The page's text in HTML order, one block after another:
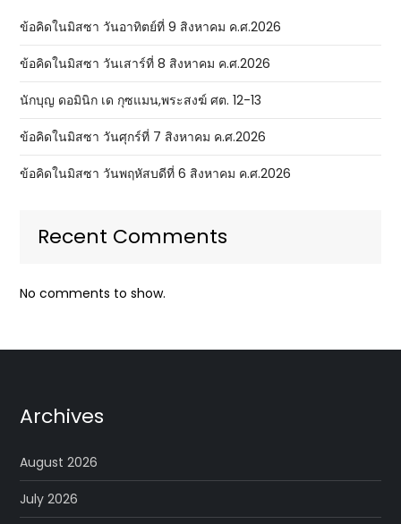
ข้อคิดในมิสซา วันอาทิตย์ที่ 9 สิงหาคม ค.ศ.2026
ข้อคิดในมิสซา วันเสาร์ที่ 8 สิงหาคม ค.ศ.2026
นักบุญ ดอมินิก เด กุซแมน,พระสงฆ์ ศต. 12-13
ข้อคิดในมิสซา วันศุกร์ที่ 7 สิงหาคม ค.ศ.2026
ข้อคิดในมิสซา วันพฤหัสบดีที่ 6 สิงหาคม ค.ศ.2026
Recent Comments
No comments to show.
Archives
August 2026
July 2026